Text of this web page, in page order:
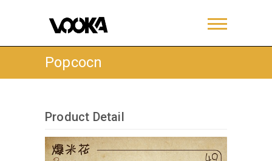
Popcocn
Product Detail